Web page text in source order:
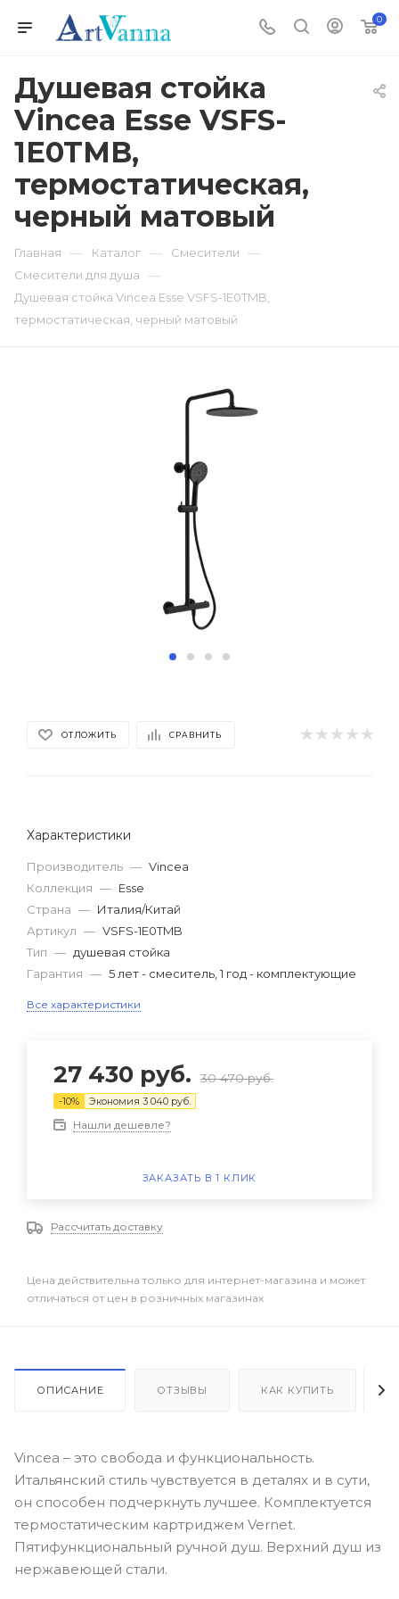
0
Душевая стойка
Vincea Esse VSFS-
1E0TMB,
термостатическая,
черный матовый
Главная — Каталог — Смесители —
Смесители для душа —
Душевая стойка Vincea Esse VSFS-1E0TMB,
термостатическая, черный матовый
ОТЛОЖИТЬ СРАВНИТЬ
Характеристики
Производитель — Vincea
Коллекция — Esse
Страна — Италия/Китай
Артикул — VSFS-1E0TMB
Тип — душевая стойка
Гарантия — 5 лет - смеситель, 1 год - комплектующие
Все характеристики
27 430 руб. 30 470руб.
-10% Экономия 3 040 руб.
Нашли дешевле?
ЗАКАЗАТЬ В 1 КЛИК
Рассчитать доставку
Цена действительна только для интернет-магазина и может
отличаться от цен в розничных магазинах
ОПИСАНИЕ ОТЗЫВЫ КАК КУПИТЬ
Vincea – это свобода и функциональность.
Итальянский стиль чувствуется в деталях и в сути,
он способен подчеркнуть лучшее. Комплектуется
термостатическим картриджем Vernet.
Пятифункциональный ручной душ. Верхний душ из
нержавеющей стали.